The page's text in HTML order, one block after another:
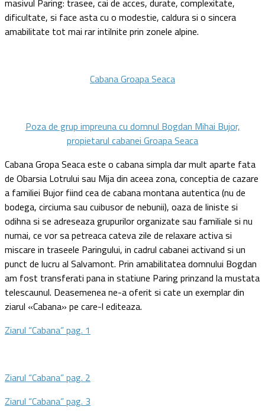
masivul Paring: trasee, cai de acces, durate, complexitate,
dificultate, si face asta cu o modestie, caldura si o sincera
amabilitate tot mai rar intilnite prin zonele alpine.
Cabana Groapa Seaca
Poza de grup impreuna cu domnul Bogdan Mihai Bujor,
propietarul cabanei Groapa Seaca
Cabana Gropa Seaca este o cabana simpla dar mult aparte fata
de Obarsia Lotrului sau Mija din aceea zona, conceptia de cazare
a familiei Bujor fiind cea de cabana montana autentica (nu de
bodega, circiuma sau cuibusor de nebunii), oaza de liniste si
odihna si se adreseaza grupurilor organizate sau familiale si nu
numai, ce vor sa petreaca cateva zile de relaxare activa si
miscare in traseele Paringului, in cadrul cabanei activand si un
punct de lucru al Salvamont. Prin amabilitatea domnului Bogdan
am fost transferati pana in statiune Paring prinzand la mustata
telescaunul. Deasemenea ne-a oferit si cate un exemplar din
ziarul «Cabana» pe care-l editeaza.
Ziarul “Cabana” pag. 1
Ziarul “Cabana” pag. 2
Ziarul “Cabana” pag. 3